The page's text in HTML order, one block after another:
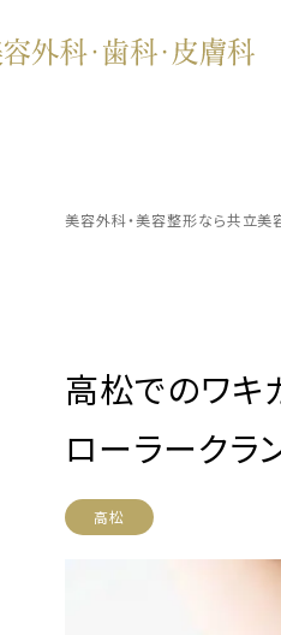
美容外科・美容整形なら共立美
高松でのワキ
ローラークラ
高松